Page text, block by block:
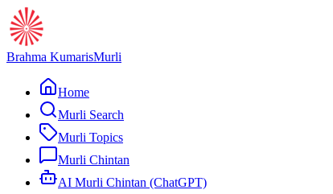
Brahma KumarisMurli
Home
Murli Search
Murli Topics
Murli Chintan
AI Murli Chintan (ChatGPT)